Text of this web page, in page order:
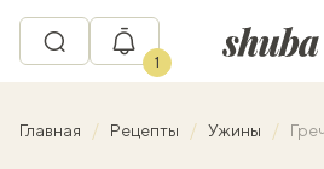
1
Главная Рецепты Ужины Гречневая